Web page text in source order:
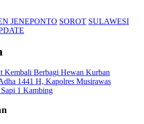
JENEPONTO SOROT SULAWESI
Kembali Berbagi Hewan Kurban
1441 H, Kapolres Musirawas
1 Kambing